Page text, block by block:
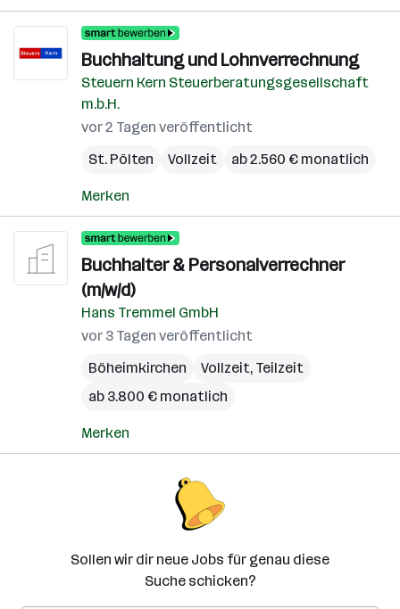
Buchhaltung und Lohnverrechnung
Steuern Kern Steuerberatungsgesellschaft
m.b.H.
vor 2 Tagen veröffentlicht
St. Pölten
Vollzeit ab 2.560 € monatlich
Merken
Buchhalter & Personalverrechner
(m/w/d)
Hans Tremmel GmbH
vor 3 Tagen veröffentlicht
Böheimkirchen
Vollzeit, Teilzeit
ab 3.800 € monatlich
Merken
Sollen wir dir neue Jobs für genau diese
Suche schicken?